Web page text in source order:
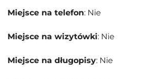
Miejsce na telefon: Nie
Miejsce na wizytówki: Nie
Miejsce na długopisy: Nie